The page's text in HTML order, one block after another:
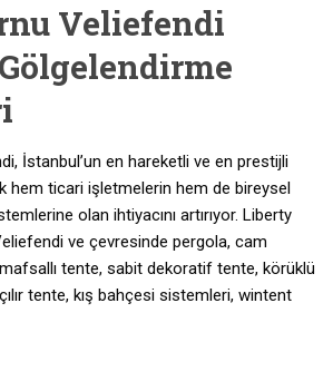
Veliefendi
İstanbul’un en hareketli ve en prestijli
hem ticari işletmelerin hem de bireysel
olan ihtiyacını artırıyor. Liberty
ve çevresinde pergola, cam
tente, sabit dekoratif tente, körüklü
tente, kış bahçesi sistemleri, wintent